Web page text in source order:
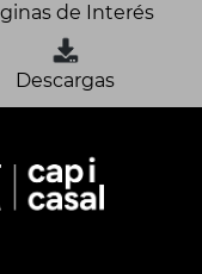
de Interés
Descargas